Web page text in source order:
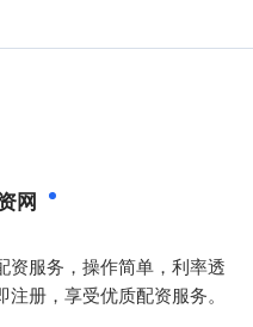
网
资服务，操作简单，利率透
册，享受优质配资服务。